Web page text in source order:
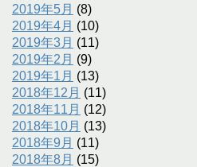
2019年5月 (8)
2019年4月 (10)
2019年3月 (11)
2019年2月 (9)
2019年1月 (13)
2018年12月 (11)
2018年11月 (12)
2018年10月 (13)
2018年9月 (11)
2018年8月 (15)